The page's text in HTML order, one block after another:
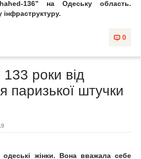
136” на Одеську область.
0
133 роки від
паризької штучки
жінки. Вона вважала себе